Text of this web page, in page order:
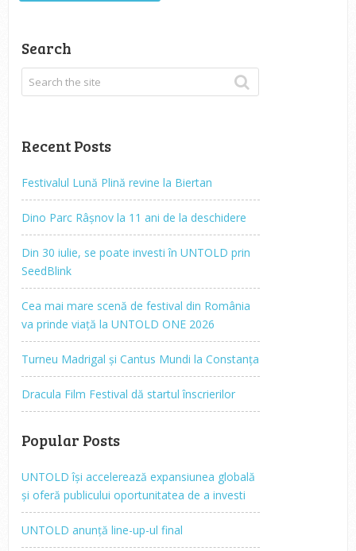
Search
Recent Posts
Festivalul Lună Plină revine la Biertan
Dino Parc Râșnov la 11 ani de la deschidere
Din 30 iulie, se poate investi în UNTOLD prin
SeedBlink
Cea mai mare scenă de festival din România
va prinde viață la UNTOLD ONE 2026
Turneu Madrigal și Cantus Mundi la Constanța
Dracula Film Festival dă startul înscrierilor
Popular Posts
UNTOLD își accelerează expansiunea globală
și oferă publicului oportunitatea de a investi
UNTOLD anunță line-up-ul final